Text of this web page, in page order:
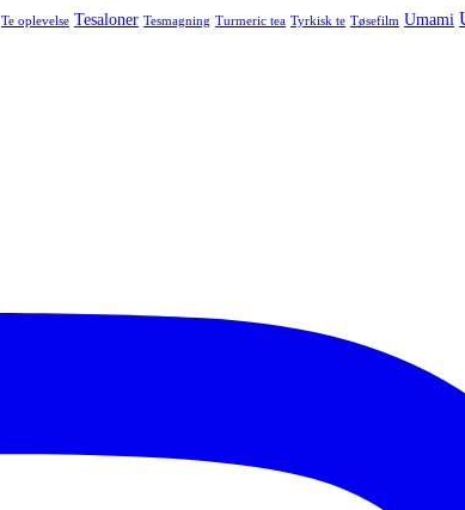
Te oplevelse Tesaloner Tesmagning Turmeric tea Tyrkisk te Tøsefilm Umami